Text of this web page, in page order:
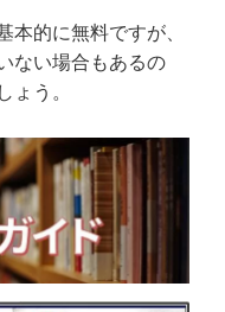
本的に無料ですが、
ない場合もあるの
ょう。